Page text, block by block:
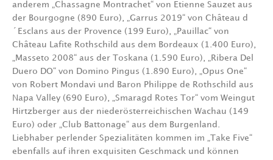
anderem „Chassagne Montrachet“ von Etienne Sauzet aus
der Bourgogne (890 Euro), „Garrus 2019“ von Château d
´Esclans aus der Provence (199 Euro), „Pauillac“ von
Château Lafite Rothschild aus dem Bordeaux (1.400 Euro),
„Masseto 2008“ aus der Toskana (1.590 Euro), „Ribera Del
Duero DO“ von Domino Pingus (1.890 Euro), „Opus One“
von Robert Mondavi und Baron Philippe de Rothschild aus
Napa Valley (690 Euro), „Smaragd Rotes Tor“ vom Weingut
Hirtzberger aus der niederösterreichischen Wachau (149
Euro) oder „Club Battonage“ aus dem Burgenland.
Liebhaber perlender Spezialitäten kommen im „Take Five“
ebenfalls auf ihren exquisiten Geschmack und können